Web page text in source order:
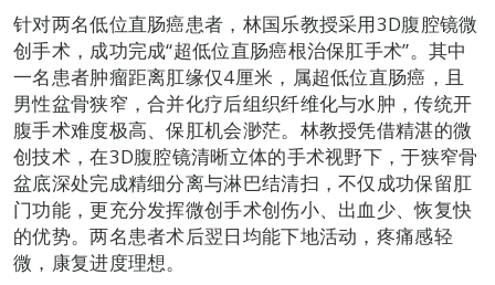
针对两名低位直肠癌患者，林国乐教授采用3D腹腔镜微
创手术，成功完成“超低位直肠癌根治保肛手术”。其中
一名患者肿瘤距离肛缘仅4厘米，属超低位直肠癌，且
男性盆骨狭窄，合并化疗后组织纤维化与水肿，传统开
腹手术难度极高、保肛机会渺茫。林教授凭借精湛的微
创技术，在3D腹腔镜清晰立体的手术视野下，于狭窄骨
盆底深处完成精细分离与淋巴结清扫，不仅成功保留肛
门功能，更充分发挥微创手术创伤小、出血少、恢复快
的优势。两名患者术后翌日均能下地活动，疼痛感轻
微，康复进度理想。